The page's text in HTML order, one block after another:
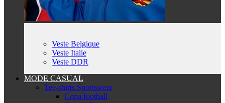
Veste Belgique
Veste Italie
Veste DDR
MODE CASUAL
Tee-shirts Sportswear
Copa football